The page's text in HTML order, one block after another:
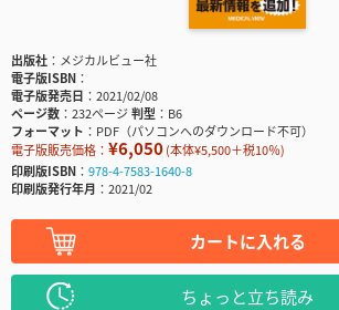
出版社
メジカルビュー社
電子版ISBN
電子版発売日
2021/02/08
ページ数
232ページ判型
B6
フォーマット
PDF（パソコンへのダウンロード不可）
電子版販売価格： ¥6,050(本体¥5,500＋税10％)
印刷版ISBN
978-4-7583-1640-8
印刷版発行年月
2021/02
カートに入れる
ちょっと立ち読み